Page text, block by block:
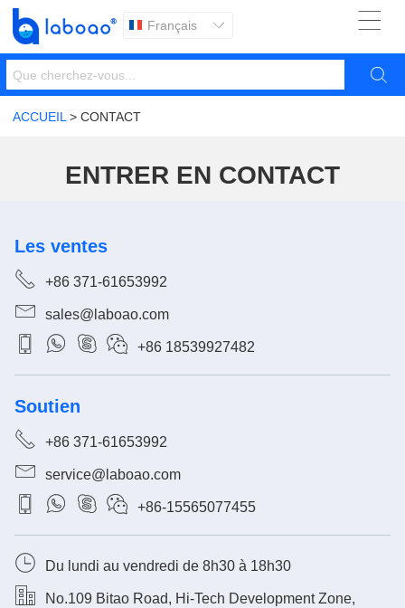
Français  

ACCUEIL > CONTACT
ENTRER EN CONTACT
Les ventes
 +86 371-61653992
 sales@laboao.com
    +86 18539927482
Soutien
 +86 371-61653992
 service@laboao.com
    +86-15565077455
 Du lundi au vendredi de 8h30 à 18h30

No.109 Bitao Road, Hi-Tech Development Zone,